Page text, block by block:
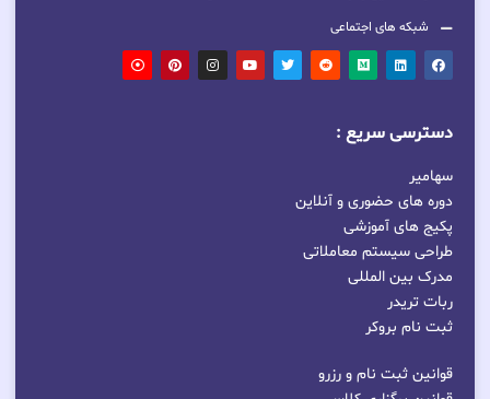
شبکه های اجتماعی
دسترسی سریع :
سهامیر
دوره های حضوری و آنلاین
پکیج های آموزشی
طراحی سیستم معاملاتی
مدرک بین المللی
ربات تریدر
ثبت نام بروکر
قوانین ثبت نام و رزرو